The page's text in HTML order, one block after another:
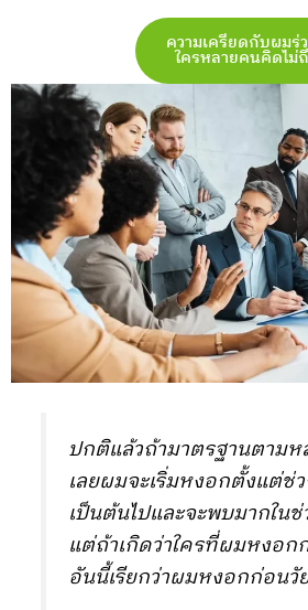
ความเครียดกับผมร่
ใครหลายคนคิดไม่
ปกติแล้วถ้ามาตรฐานตาม
เลยผมจะเริ่มหงอกตั้งแต่ช่
เป็นต้นไปและจะพบมากใน
แต่ถ้าเกิดว่าใครที่ผมหงอก
อันนี้เรียกว่าผมหงอกก่อนวั